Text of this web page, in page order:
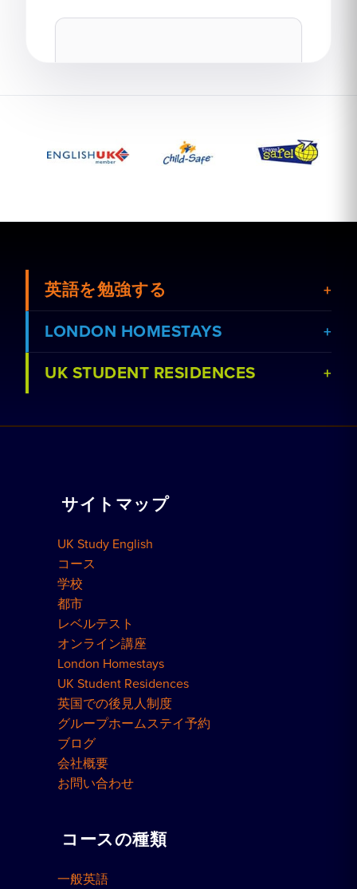
英語を勉強する
コースを見る
学校を見る
LONDON HOMESTAYS
ホームステイを予約する
UK STUDENT RESIDENCES
ロンドン・レジデンス
サイトマップ
UK Study English
コース
学校
都市
レベルテスト
オンライン講座
London Homestays
UK Student Residences
英国での後見人制度
グループホームステイ予約
ブログ
会社概要
お問い合わせ
コースの種類
一般英語